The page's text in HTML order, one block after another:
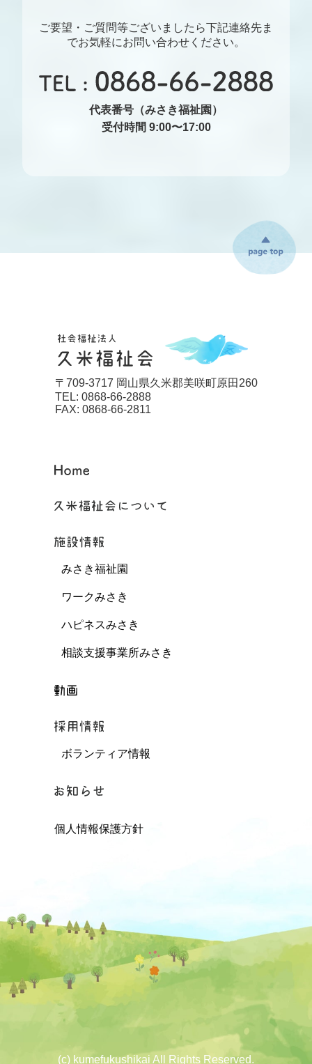
ご要望・ご質問等ございましたら下記連絡先ま
でお気軽にお問い合わせください。
代表番号（みさき福祉園）
受付時間 9:00〜17:00
〒709-3717 岡山県久米郡美咲町原田260
TEL: 0868-66-2888
FAX: 0868-66-2811
みさき福祉園
ワークみさき
ハピネスみさき
相談支援事業所みさき
ボランティア情報
個人情報保護方針
(c) kumefukushikai All Rights Reserved.